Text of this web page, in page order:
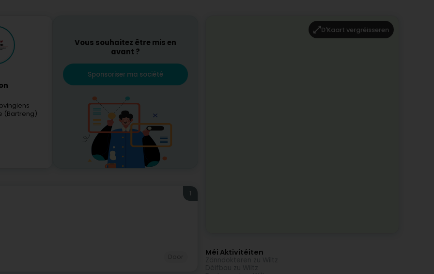
(Bartreng)
Vous souhaitez être mis en
avant ?
Sponsoriser ma société
1
D'Kaart vergréisseren
Méi Aktivitéiten